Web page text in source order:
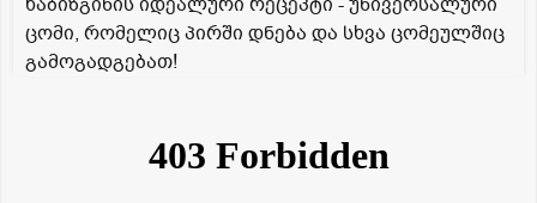
ცომი, რომელიც პირში დნება და სხვა ცომეულშიც
გამოგადგებათ!